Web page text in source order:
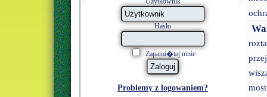
Hasło
Zapami�taj mnie
Problemy z logowaniem?